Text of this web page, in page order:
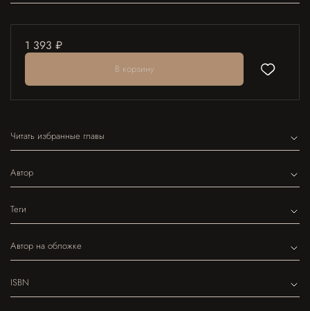
1 393 ₽
В корзину
Читать избранные главы
Автор
Теги
Автор на обложке
ISBN